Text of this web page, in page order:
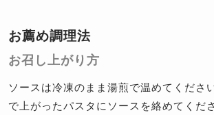
お薦め調理法
お召し上がり方
ソースは冷凍のまま湯煎で温めてくださ
で上がったパスタにソースを絡めてくだ